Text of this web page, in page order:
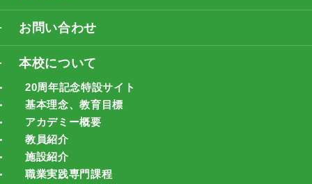
お問い合わせ
本校について
20周年記念特設サイト
基本理念、教育目標
アカデミー概要
教員紹介
施設紹介
職業実践専門課程